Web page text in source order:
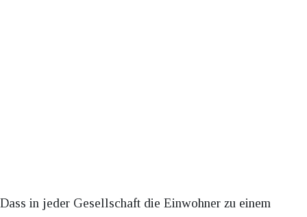
Dass in jeder Gesellschaft die Einwohner zu einem